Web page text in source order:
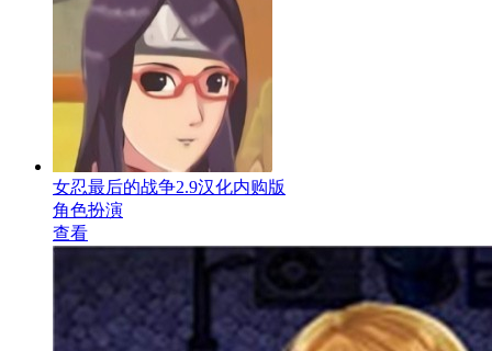
女忍最后的战争2.9汉化内购版
角色扮演
查看